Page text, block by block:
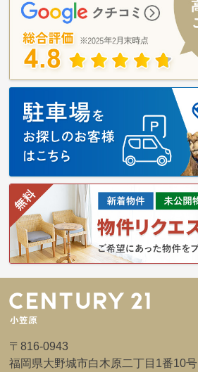
〒816-0943
福岡県大野城市白木原二丁目1番10号